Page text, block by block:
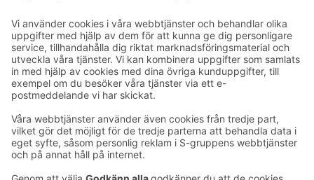
Ta kontakt
Kontaktuppgifter till hotellen
Feedback
Ge feedback
Sokos Hotels nyhetsbrev
Utmärkelser och certifikat